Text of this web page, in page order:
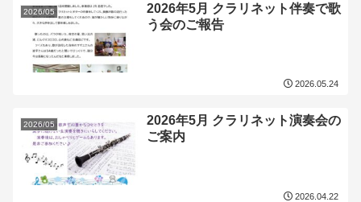
2026/05
2026年5月 クラリネット伴奏で歌
う会のご報告
2026.05.24
2026/05
2026年5月 クラリネット演奏会の
ご案内
2026.04.22